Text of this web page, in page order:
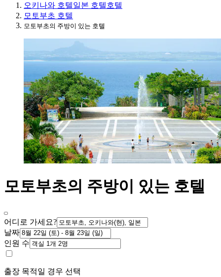
오키나와 호텔일본 호텔호텔
모토부초 호텔
모토부초의 주방이 있는 호텔
모토부초의 주방이 있는 호텔
어디로 가세요?
날짜
인원 수
출장 목적일 경우 선택